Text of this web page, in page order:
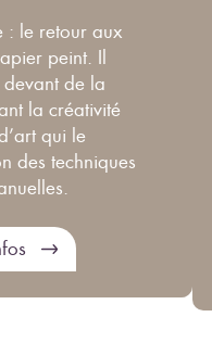
: le retour aux
peint. Il
de la
la créativité
qui le
des techniques